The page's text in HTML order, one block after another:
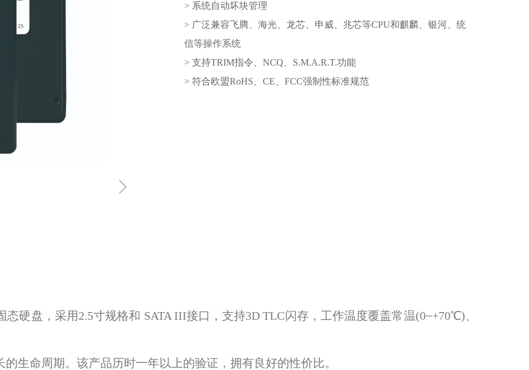
态硬盘，采用2.5寸规格和 SATA III接口，支持3D TLC闪存，工作温度覆盖常温(0~+70℃)、
生命周期。该产品历时一年以上的验证，拥有良好的性价比。
ꁇ
> 系统自动坏块管理
> 广泛兼容飞腾、海光、龙芯、申威、兆芯等CPU和麒麟、银河、统
信等操作系统
> 支持TRIM指令、NCQ、S.M.A.R.T.功能
> 符合欧盟RoHS、CE、FCC强制性标准规范